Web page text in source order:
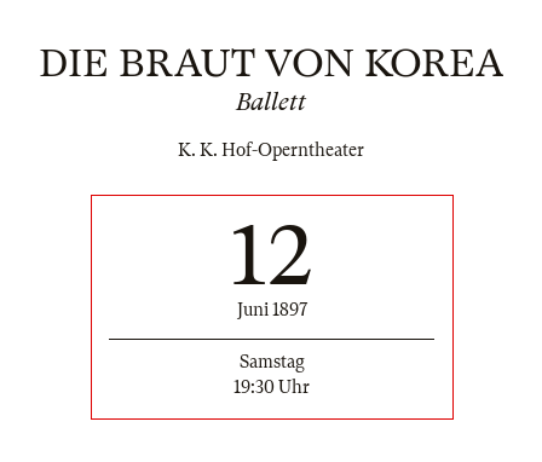
DIE BRAUT VON KOREA
Ballett
K. K. Hof-Operntheater
12
Juni 1897
Samstag
19:30 Uhr